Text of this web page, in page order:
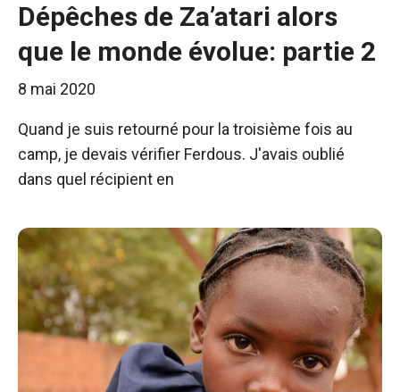
Dépêches de Za’atari alors
que le monde évolue: partie 2
8 mai 2020
Quand je suis retourné pour la troisième fois au
camp, je devais vérifier Ferdous. J'avais oublié
dans quel récipient en